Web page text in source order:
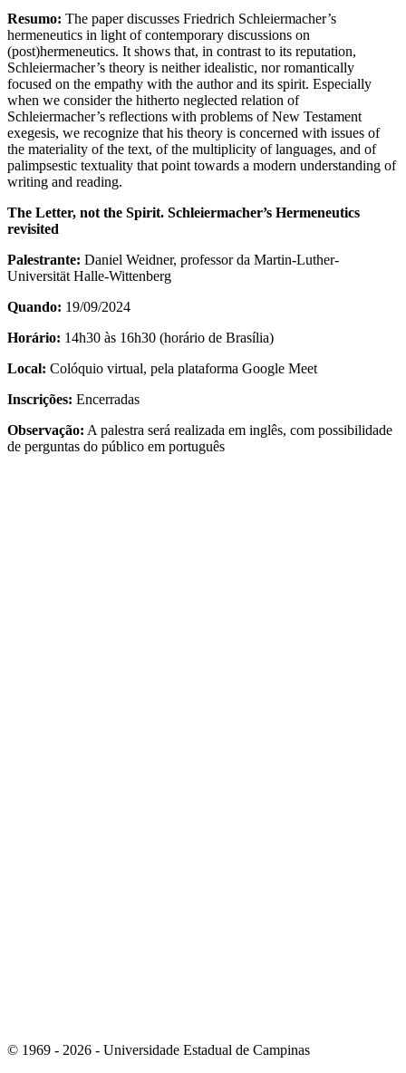
Resumo: The paper discusses Friedrich Schleiermacher’s
hermeneutics in light of contemporary discussions on
(post)hermeneutics. It shows that, in contrast to its reputation,
Schleiermacher’s theory is neither idealistic, nor romantically
focused on the empathy with the author and its spirit. Especially
when we consider the hitherto neglected relation of
Schleiermacher’s reflections with problems of New Testament
exegesis, we recognize that his theory is concerned with issues of
the materiality of the text, of the multiplicity of languages, and of
palimpsestic textuality that point towards a modern understanding of
writing and reading.
The Letter, not the Spirit. Schleiermacher’s Hermeneutics
revisited
Palestrante: Daniel Weidner, professor da Martin-Luther-
Universität Halle-Wittenberg
Quando: 19/09/2024
Horário: 14h30 às 16h30 (horário de Brasília)
Local: Colóquio virtual, pela plataforma Google Meet
Inscrições: Encerradas
Observação: A palestra será realizada em inglês, com possibilidade
de perguntas do público em português
© 1969 - 2026 - Universidade Estadual de Campinas